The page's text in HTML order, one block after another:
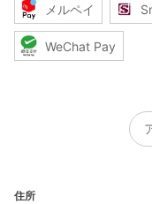
メルペイ
WeChat Pay
住所